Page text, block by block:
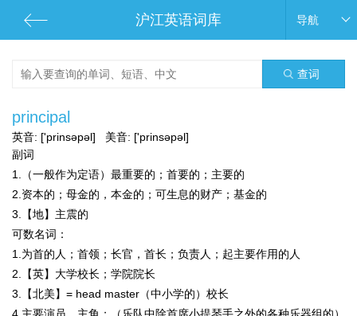
沪江英语词库 导航
查词
principal
英音: ['prinsəpəl] 美音: ['prinsəpəl]
副词
1.（一般作为定语）最重要的；首要的；主要的
2.资本的；母金的，本金的；可生息的财产；基金的
3.【地】主震的
可数名词：
1.为首的人；首领；长官，首长；负责人；起主要作用的人
2.【英】大学校长；学院院长
3.【北美】= head master（中小学的）校长